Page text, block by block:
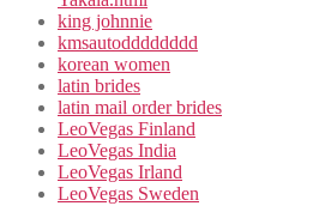
king johnnie
kmsautodddddddd
korean women
latin brides
latin mail order brides
LeoVegas Finland
LeoVegas India
LeoVegas Irland
LeoVegas Sweden